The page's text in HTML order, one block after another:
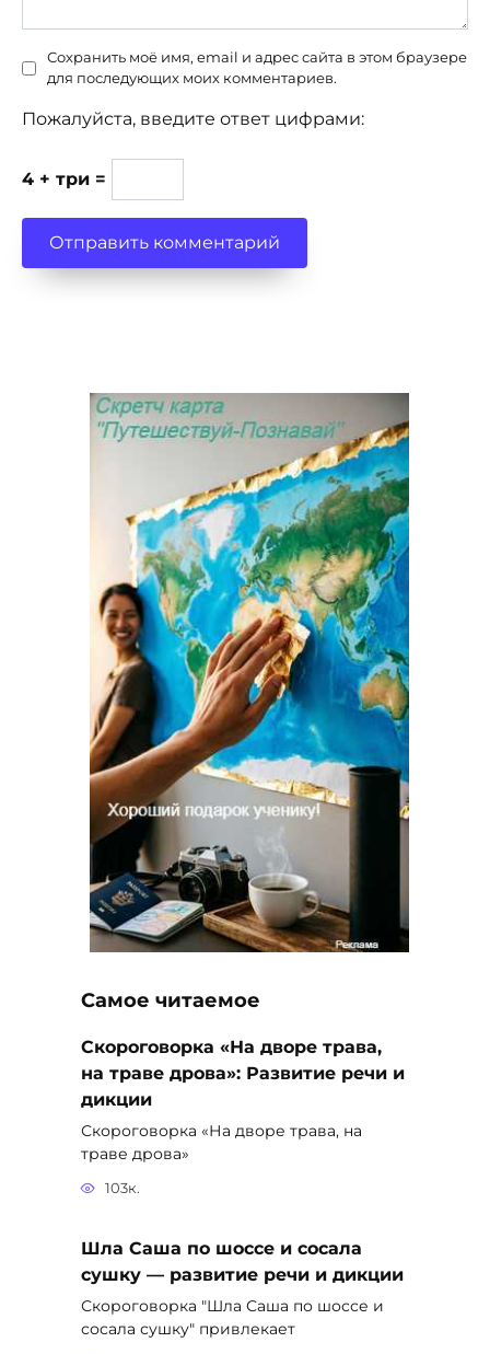
Сохранить моё имя, email и адрес сайта в этом браузере
для последующих моих комментариев.
Пожалуйста, введите ответ цифрами:
4 + три =
Самое читаемое
Скороговорка «На дворе трава,
на траве дрова»: Развитие речи и
дикции
Скороговорка «На дворе трава, на
траве дрова»
103к.
Шла Саша по шоссе и сосала
сушку — развитие речи и дикции
Скороговорка "Шла Саша по шоссе и
сосала сушку" привлекает